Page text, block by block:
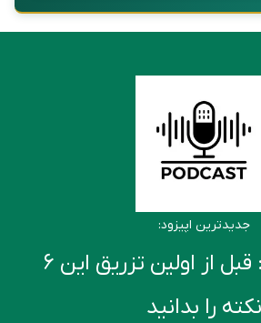
جدیدترین اپیزود:
آمپول لاغری: قبل از اولین تزریق این ۶
نکته را بدانید